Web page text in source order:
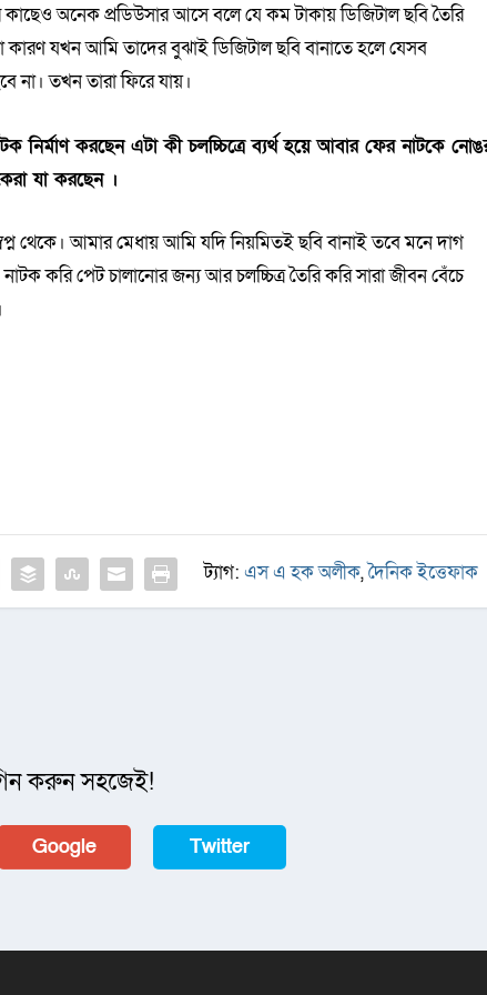
অনেক প্রডিউসার আসে বলে যে কম টাকায় ডিজিটাল ছবি তৈরি
যখন আমি তাদের বুঝাই ডিজিটাল ছবি বানাতে হলে যেসব
না। তখন তারা ফিরে যায়।
করছেন এটা কী চলচ্চিত্রে ব্যর্থ হয়ে আবার ফের নাটকে
যা করছেন ।
থেকে। আমার মেধায় আমি যদি নিয়মিতই ছবি বানাই তবে মনে দাগ
করি পেট চালানোর জন্য আর চলচ্চিত্র তৈরি করি সারা জীবন বেঁচে
ট্যাগ: এস এ হক অলীক,দৈনিক ইত্তেফাক
করুন সহজেই!
Google Twitter